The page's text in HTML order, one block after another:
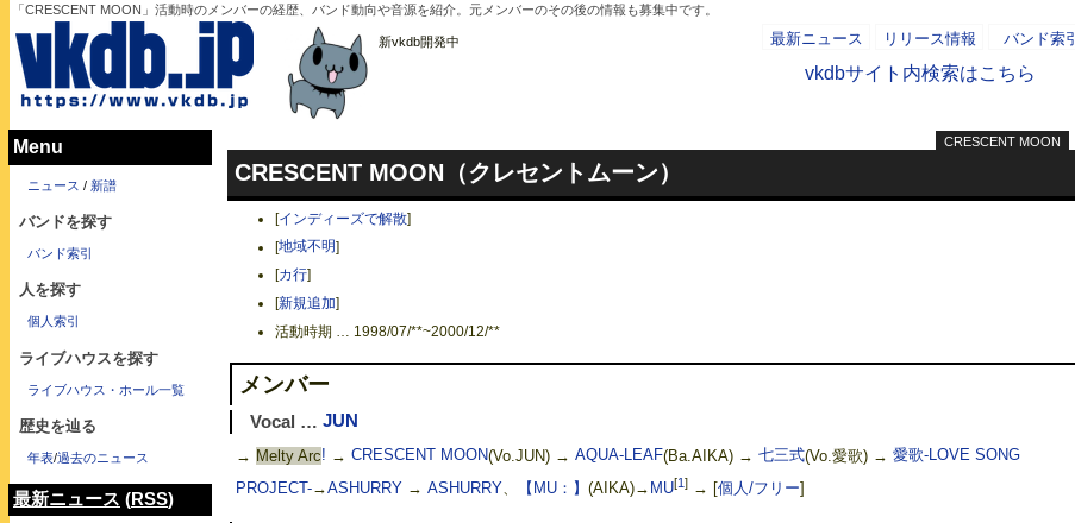
「CRESCENT MOON」活動時のメンバーの経歴、バンド動向や音源を紹介。元メンバーのその後の情報も募集中です。
新vkdb開発中 最新ニュース リリース情報 バンド索引
vkdbサイト内検索はこちら
CRESCENT MOON
CRESCENT MOON（クレセントムーン）
[インディーズで解散]
[地域不明]
[カ行]
[新規追加]
活動時期 … 1998/07/**~2000/12/**
メンバー
Vocal … JUN
→ Melty Arc! → CRESCENT MOON(Vo.JUN) → AQUA-LEAF(Ba.AIKA) → 七三式(Vo.愛歌) → 愛歌-LOVE SONG
PROJECT-→ASHURRY→ ASHURRY、 【MU：】 (AIKA)→ MU[1]→ [個人/フリー]
Menu
ニュース / 新譜
バンドを探す
バンド索引
人を探す
個人索引
ライブハウスを探す
ライブハウス・ホール一覧
歴史を辿る
年表/過去のニュース
最新ニュース (RSS)